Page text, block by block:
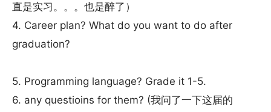
直是实习。。。也是醉了）
4. Career plan? What do you want to do after
graduation?
5. Programming language? Grade it 1-5.
6. any questioins for them? (我问了一下这届的